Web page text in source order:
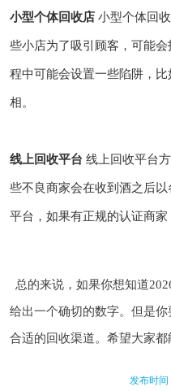
小型个体回收店小型个体回
些小店为了吸引顾客，可能
程中可能会设置一些陷阱，
相。
线上回收平台 线上回收平台
些不良商家会在收到酒之后
平台，如果有正规的认证商家
总的来说，如果你想知道
给出一个确切的数字。但是
合适的回收渠道。希望大家都
发布时间